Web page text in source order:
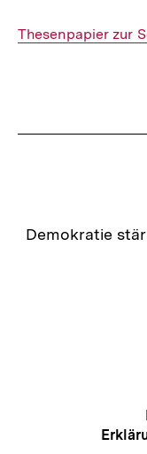
Interner
Thesenpapier zur
Zur
Demokratie